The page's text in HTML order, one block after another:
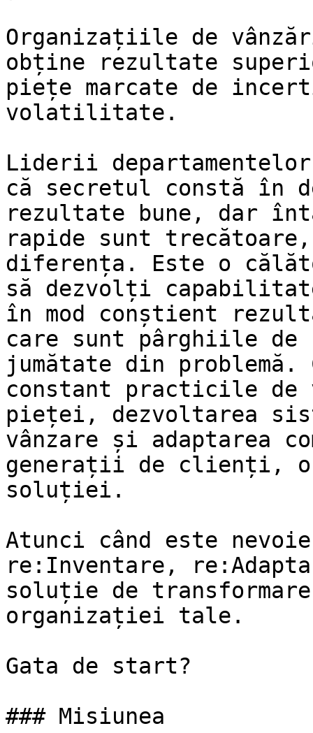
Organizațiile de
obține rezultate
piețe marcate de
volatilitate.
Liderii
că secretul constă în
rezultate bune, dar
rapide sunt
diferența. Este o
să dezvolți
în mod conștient
care sunt pârghiile
jumătate din problemă.
constant practicile de
pieței, dezvoltarea
vânzare și adaptarea
generații de clienți,
soluției.
Atunci când este
re:Inventare,
soluție de
organizației tale.
Gata de start?
### Misiunea